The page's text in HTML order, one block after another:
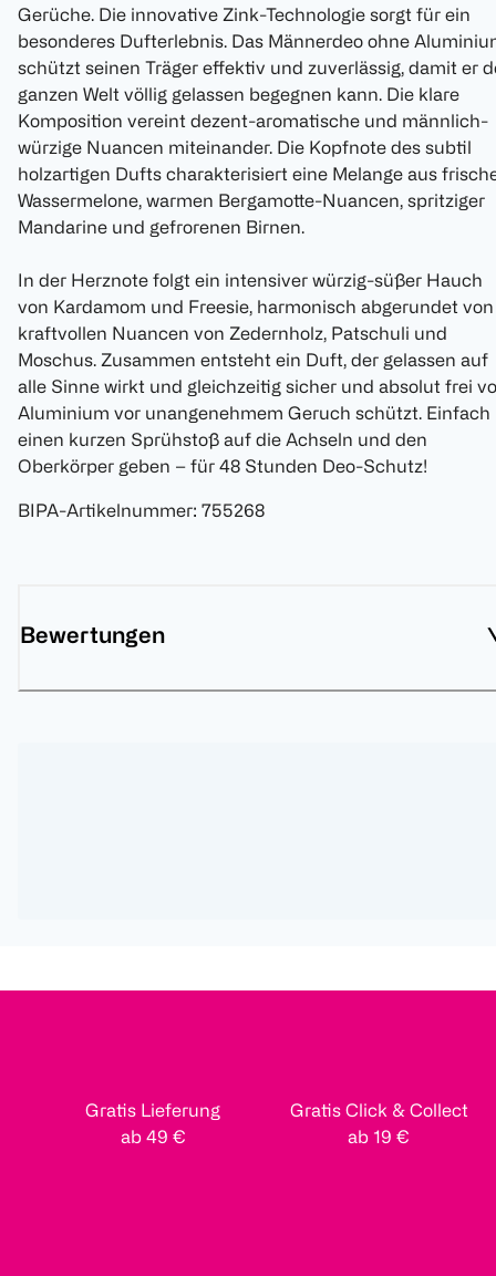
Gerüche. Die innovative Zink-Technologie sorgt für ein
besonderes Dufterlebnis. Das Männerdeo ohne
schützt seinen Träger effektiv und zuverlässig, damit er
ganzen Welt völlig gelassen begegnen kann. Die klare
Komposition vereint dezent-aromatische und männlich-
würzige Nuancen miteinander. Die Kopfnote des subtil
holzartigen Dufts charakterisiert eine Melange aus
Wassermelone, warmen Bergamotte-Nuancen, spritziger
Mandarine und gefrorenen Birnen.
In der Herznote folgt ein intensiver würzig-süßer Hauch
von Kardamom und Freesie, harmonisch abgerundet von
kraftvollen Nuancen von Zedernholz, Patschuli und
Moschus. Zusammen entsteht ein Duft, der gelassen auf
alle Sinne wirkt und gleichzeitig sicher und absolut frei
Aluminium vor unangenehmem Geruch schützt. Einfach
einen kurzen Sprühstoß auf die Achseln und den
Oberkörper geben – für 48 Stunden Deo-Schutz!
BIPA-Artikelnummer: 755268
Bewertungen
Gratis Lieferung
ab 49 €
Gratis Click & Collect
ab 19 €